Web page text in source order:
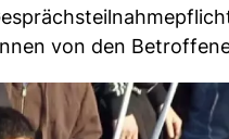
von den